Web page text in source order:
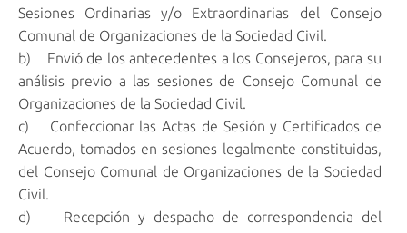
Sesiones Ordinarias y/o Extraordinarias del Consejo
Comunal de Organizaciones de la Sociedad Civil.
b) Envió de los antecedentes a los Consejeros, para su
análisis previo a las sesiones de Consejo Comunal de
Organizaciones de la Sociedad Civil.
c) Confeccionar las Actas de Sesión y Certificados de
Acuerdo, tomados en sesiones legalmente constituidas,
del Consejo Comunal de Organizaciones de la Sociedad
Civil.
d) Recepción y despacho de correspondencia del